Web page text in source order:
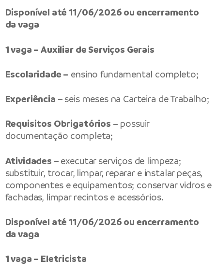
Disponível até 11/06/2026 ou encerramento
da vaga
1 vaga – Auxiliar de Serviços Gerais
Escolaridade – ensino fundamental completo;
Experiência – seis meses na Carteira de Trabalho;
Requisitos Obrigatórios – possuir
documentação completa;
Atividades – executar serviços de limpeza;
substituir, trocar, limpar, reparar e instalar peças,
componentes e equipamentos; conservar vidros e
fachadas, limpar recintos e acessórios.
Disponível até 11/06/2026 ou encerramento
da vaga
1 vaga – Eletricista